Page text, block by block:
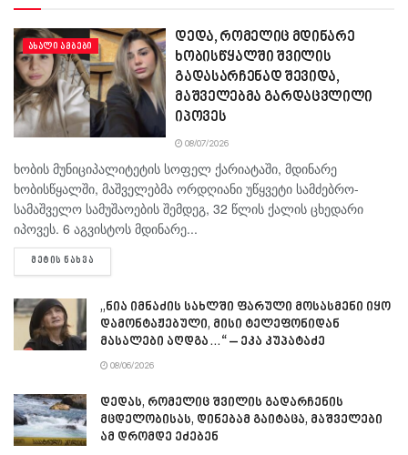
ᲐᲮᲐᲚᲘ ᲐᲛᲑᲔᲑᲘ
დედა, რომელიც მდინარე
ხობისწყალში შვილის
გადასარჩენად შევიდა,
მაშველებმა გარდაცვლილი
იპოვეს
08/07/2026
ხობის მუნიციპალიტეტის სოფელ ქარიატაში, მდინარე
ხობისწყალში, მაშველებმა ორდღიანი უწყვეტი სამძებრო-
სამაშველო სამუშაოების შემდეგ, 32 წლის ქალის ცხედარი
იპოვეს. 6 აგვისტოს მდინარე...
ᲛᲔᲢᲘᲡ ᲜᲐᲮᲕᲐ
„ნია იმნაძის სახლში ფარული მოსასმენი იყო
დამონტაჟებული, მისი ტელეფონიდან
მასალები აღდგა…“ – ეკა კუპატაძე
08/06/2026
დედას, რომელიც შვილის გადარჩენის
მცდელობისას, დინებამ გაიტაცა, მაშველები
ამ დრომდე ეძებენ